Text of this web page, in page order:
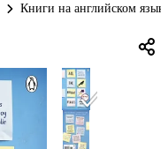
Книги на английском